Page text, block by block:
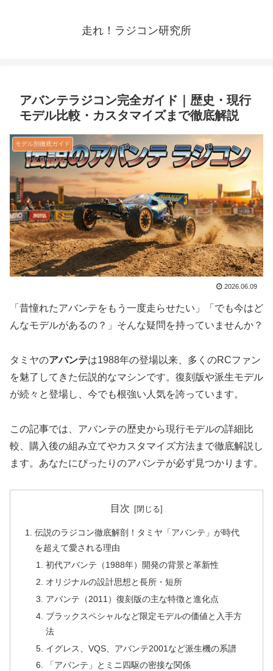
走れ！ラジコン研究所
アバンテラジコン完全ガイド｜歴史・現行
モデル比較・カスタマイズまで徹底解説
モデル別徹底ガイド
2026.06.09
「昔憧れたアバンテをもう一度走らせたい」「でも今はど
んなモデルがあるの？」そんな疑問を持っていませんか？
タミヤのアバンテは1988年の登場以来、多くのRCファン
を魅了してきた伝説的なマシンです。復刻版や派生モデル
が続々と登場し、今でも根強い人気を誇っています。
この記事では、アバンテの歴史から現行モデルの詳細比
較、購入後の組み立てやカスタマイズ方法まで徹底解説し
ます。あなたにぴったりのアバンテが必ず見つかります。
目次
伝説のラジコン徹底解剖！タミヤ「アバンテ」が時代
を超えて愛される理由
初代アバンテ（1988年）開発の背景と革新性
オリジナルの設計思想と長所・短所
アバンテ（2011）復刻版の主な特徴と進化点
ブラックスペシャルなど限定モデルの価値と入手方
法
イグレス、VQS、アバンテ2001など派生機の系譜
「アバンテ」とミニ四駆の密接な関係